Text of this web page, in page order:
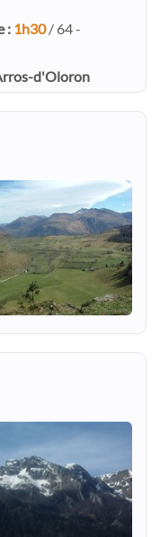
: 1h30/ 64 -
d'Oloron